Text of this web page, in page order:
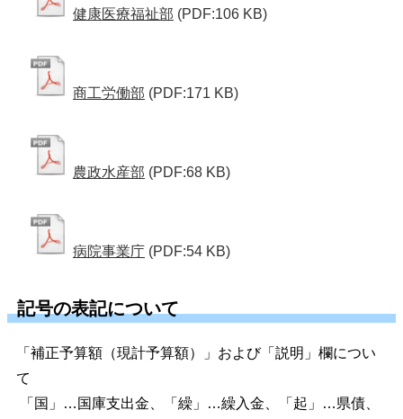
健康医療福祉部 (PDF:106 KB)
商工労働部 (PDF:171 KB)
農政水産部 (PDF:68 KB)
病院事業庁 (PDF:54 KB)
記号の表記について
「補正予算額（現計予算額）」および「説明」欄につい
て
「国」…国庫支出金、「繰」…繰入金、「起」…県債、